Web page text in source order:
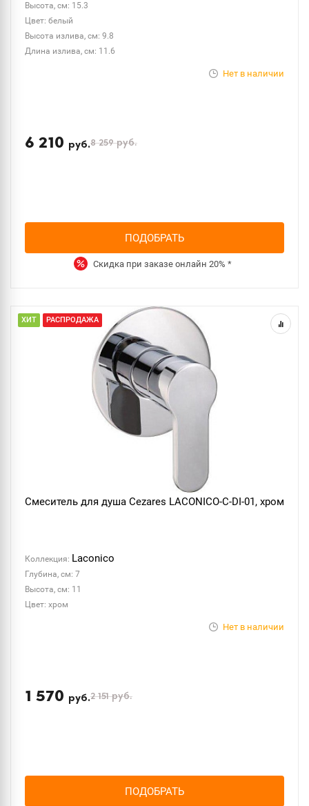
Высота, см: 15.3
Цвет: белый
Высота излива, см: 9.8
Длина излива, см: 11.6
Нет в наличии
6 210 руб.8 259руб.
ПОДОБРАТЬ
Скидка при заказе онлайн 20% *
ХИТ РАСПРОДАЖА
Смеситель для душа Cezares LACONICO-C-DI-01, хром
Коллекция: Laconico
Глубина, см: 7
Высота, см: 11
Цвет: хром
Нет в наличии
1 570 руб.2 151руб.
ПОДОБРАТЬ